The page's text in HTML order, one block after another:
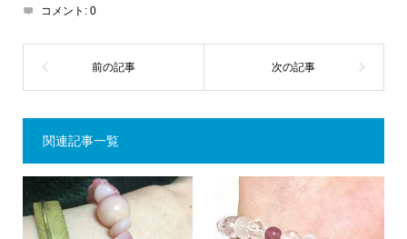
コメント: 0
関連記事一覧